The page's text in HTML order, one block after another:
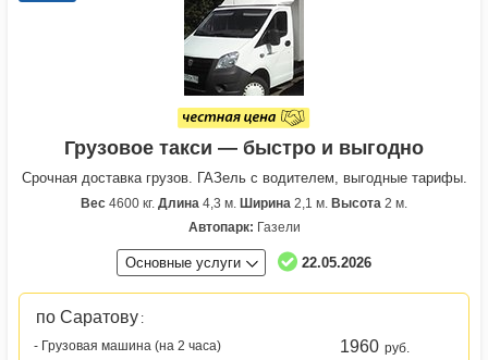
Грузовое такси — быстро и выгодно
Срочная доставка грузов. ГАЗель с водителем, выгодные тарифы.
Вес 4600 кг. Длина 4,3 м. Ширина 2,1 м. Высота 2 м.
Автопарк: Газели
Основные услуги 22.05.2026
по Саратову :
- Грузовая машина (на 2 часа)
1960 руб.